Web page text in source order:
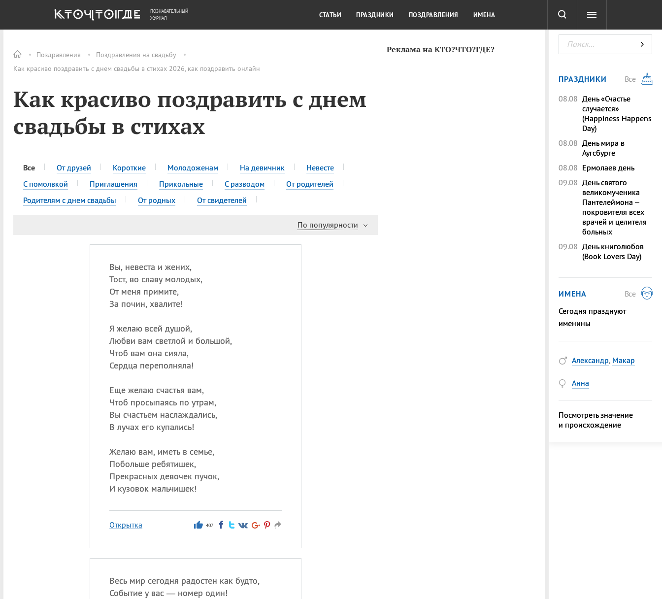
Поздравления
Поздравления на свадьбу
Как красиво поздравить с днем свадьбы в стихах 2026, как поздравить онлайн
Как красиво поздравить с днем
свадьбы в стихах
Все От друзей Короткие Молодоженам На девичник
Невесте
С помолвкой
Приглашения Прикольные С разводом
От родителей
Родителям с днем свадьбы
От родных От свидетелей
По популярности
Вы, невеста и жених,
Тост, во славу молодых,
От меня примите,
За почин, хвалите!
Я желаю всей душой,
Любви вам светлой и большой,
Чтоб вам она сияла,
Сердца переполняла!
Еще желаю счастья вам,
Чтоб просыпаясь по утрам,
Вы счастьем наслаждались,
В лучах его купались!
Желаю вам, иметь в семье,
Побольше ребятишек,
Прекрасных девочек пучок,
И кузовок мальчишек!
Открытка 407
Весь мир сегодня радостен как будто,
Событие у вас — номер один!
Реклама на КТО?ЧТО?ГДЕ?
ОБЩЕСТВО ДЕНЬГИ КУЛЬТУРА КРАСОТА ТЕСТЫ
ПОЗНАВАТЕЛЬНЫЙ
ЖУРНАЛ
СТАТЬИ ПРАЗДНИКИ ПОЗДРАВЛЕНИЯ ИМЕНА
ПРАЗДНИКИ
Все
08.08 День «Счастье
случается»
(Happiness Happens
Day)
08.08 День мира в
Аугсбурге
08.08 Ермолаев день
09.08 День святого
великомученика
Пантелеймона –
покровителя всех
врачей и целителя
больных
09.08 День книголюбов
(Book Lovers Day)
ИМЕНА
Все
Сегодня празднуют
именины
Александр, Макар
Анна
Посмотреть значение
и происхождение